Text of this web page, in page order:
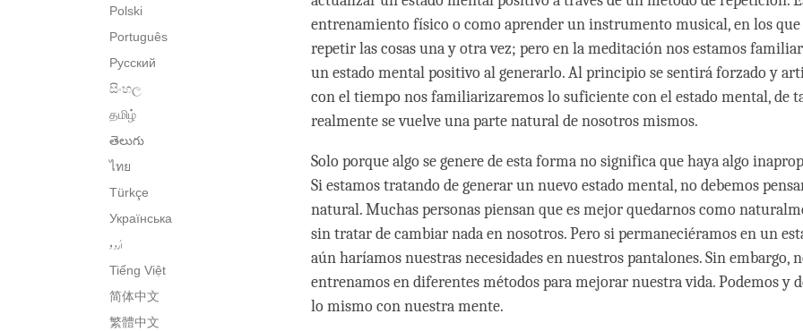
Polski
Português
Русский
සිංහල
தமிழ்
తెలుగు
ไทย
Türkçe
Українська
اُردو
Tiếng Việt
简体中文
繁體中文
entrenamiento físico o como aprender un instrumento musical, en los que
repetir las cosas una y otra vez; pero en la meditación nos estamos
un estado mental positivo al generarlo. Al principio se sentirá forzado y
con el tiempo nos familiarizaremos lo suficiente con el estado mental, de
realmente se vuelve una parte natural de nosotros mismos.
Solo porque algo se genere de esta forma no significa que haya algo
Si estamos tratando de generar un nuevo estado mental, no debemos
natural. Muchas personas piensan que es mejor quedarnos como
sin tratar de cambiar nada en nosotros. Pero si permaneciéramos en un
aún haríamos nuestras necesidades en nuestros pantalones. Sin embargo,
entrenamos en diferentes métodos para mejorar nuestra vida. Podemos y
lo mismo con nuestra mente.